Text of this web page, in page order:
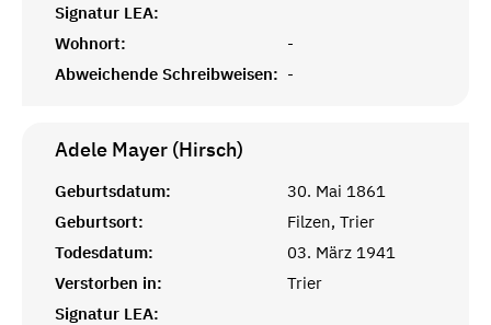
Signatur LEA:
Wohnort:
-
Abweichende Schreibweisen: -
Adele Mayer (Hirsch)
Geburtsdatum:
30. Mai 1861
Geburtsort:
Filzen, Trier
Todesdatum:
03. März 1941
Verstorben in:
Trier
Signatur LEA: